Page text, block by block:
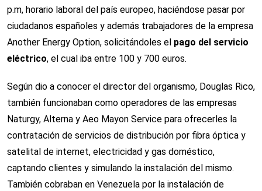
p.m, horario laboral del país europeo, haciéndose pasar por
ciudadanos españoles y además trabajadores de la empresa
Another Energy Option, solicitándoles el pago del servicio
eléctrico, el cual iba entre 100 y 700 euros.
Según dio a conocer el director del organismo, Douglas Rico,
también funcionaban como operadores de las empresas
Naturgy, Alterna y Aeo Mayon Service para ofrecerles la
contratación de servicios de distribución por fibra óptica y
satelital de internet, electricidad y gas doméstico,
captando clientes y simulando la instalación del mismo.
También cobraban en Venezuela por la instalación de